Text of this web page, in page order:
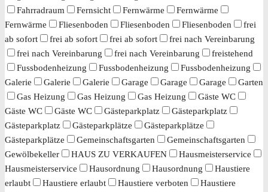
Fahrradraum
Fernsicht Fernwärme
Fernwärme
Fernwärme
Fliesenboden Fliesenboden Fliesenboden
frei
ab sofort
frei ab sofort frei ab sofort
frei nach Vereinbarung
frei nach Vereinbarung
frei nach Vereinbarung
freistehend
Fussbodenheizung
Fussbodenheizung
Fussbodenheizung
Galerie
Galerie Galerie Garage Garage Garage
Garten
Gas Heizung
Gas Heizung Gas Heizung
Gäste WC
Gäste WC
Gäste WC Gästeparkplatz
Gästeparkplatz
Gästeparkplatz
Gästeparkplätze
Gästeparkplätze
Gästeparkplätze
Gemeinschaftsgarten
Gemeinschaftsgarten
Gewölbekeller
HAUS ZU VERKAUFEN
Hausmeisterservice
Hausmeisterservice
Hausordnung Hausordnung
Haustiere
erlaubt
Haustiere erlaubt Haustiere verboten
Haustiere